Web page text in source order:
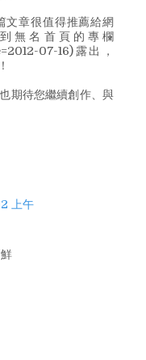
文章很值得推薦給網
無名首頁的專欄
07-16)露出，
期待您繼續創作、與
上午